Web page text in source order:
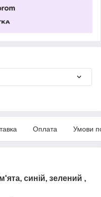
Оплата Умови
синій, зелений ,